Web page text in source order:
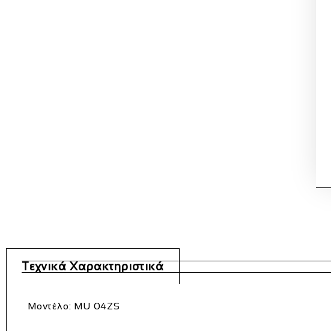
Τεχνικά Χαρακτηριστικά
Μοντέλο: MU 04ZS